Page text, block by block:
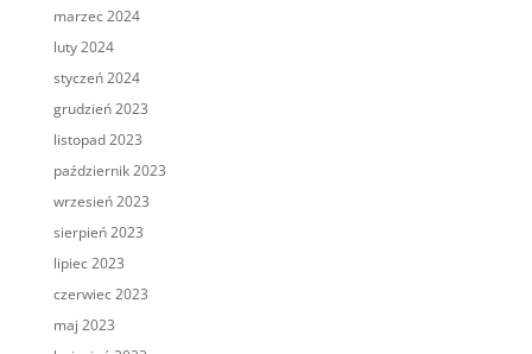
marzec 2024
luty 2024
styczeń 2024
grudzień 2023
listopad 2023
październik 2023
wrzesień 2023
sierpień 2023
lipiec 2023
czerwiec 2023
maj 2023